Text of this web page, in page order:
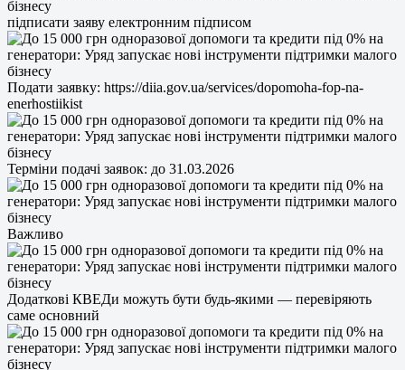
підписати заяву електронним підписом
Подати заявку: https://diia.gov.ua/services/dopomoha-fop-na-
enerhostiikist
Терміни подачі заявок: до 31.03.2026
Важливо
Додаткові КВЕДи можуть бути будь-якими — перевіряють
саме основний